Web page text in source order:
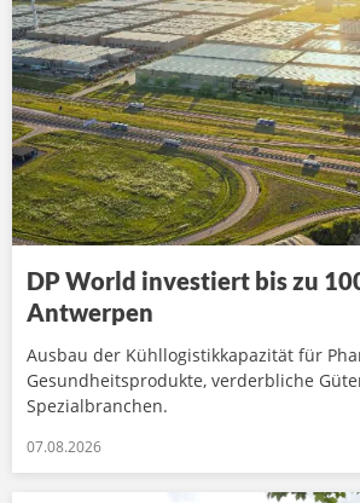
DP World investiert bis zu
Antwerpen
Ausbau der Kühllogistikkapazität für
Gesundheitsprodukte, verderbliche
Spezialbranchen.
07.08.2026